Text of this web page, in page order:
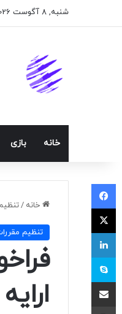
شنبه, 8 آگوست 2026
خانه بازی
خانه /
تنظيم
فیسبوک